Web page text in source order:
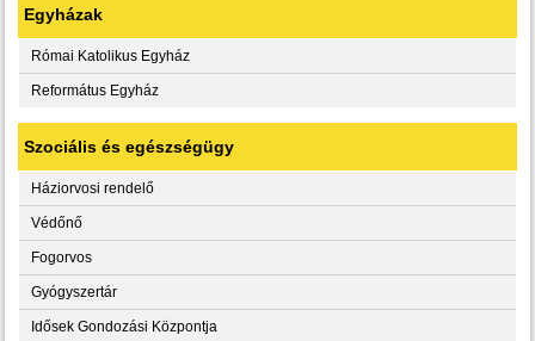
Egyházak
Római Katolikus Egyház
Református Egyház
Szociális és egészségügy
Háziorvosi rendelő
Védőnő
Fogorvos
Gyógyszertár
Idősek Gondozási Központja